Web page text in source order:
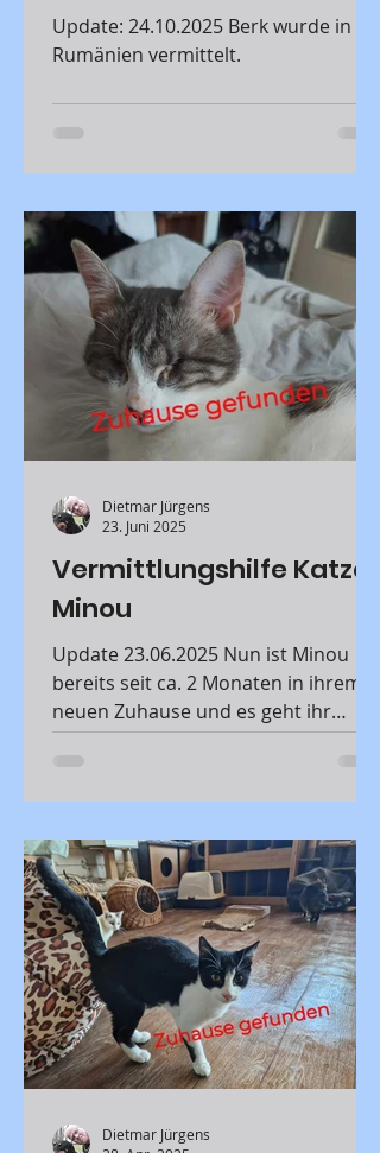
Update: 24.10.2025 Berk wurde in
Rumänien vermittelt.
Vermittlungshilfe Katze
Minou
Update 23.06.2025 Nun ist Minou
bereits seit ca. 2 Monaten in ihrem
neuen Zuhause und es geht ihr
prächtig.
Dietmar Jürgens
23. Juni 2025
Dietmar Jürgens